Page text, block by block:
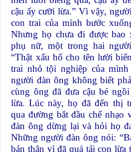
cậu ấy cưỡi lừa.” Vì vậy,
con trai của mình bước
Nhưng họ chưa đi được bao
phụ nữ, một trong hai
“Thật xấu hổ cho tên lười
trai nhỏ tội nghiệp của
người đàn ông không biết
cùng ông đã đưa cậu bé
lừa. Lúc này, họ đã đến thị
qua đường bắt đầu chế nhạo
đàn ông dừng lại và hỏi họ
Những người đàn ông nói:
bản thân vì đã quá tải con